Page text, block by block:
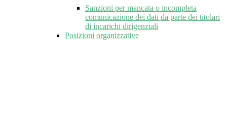
Sanzioni per mancata o incompleta
comunicazione dei dati da parte dei titolari
di incarichi dirigenziali
Posizioni organizzative